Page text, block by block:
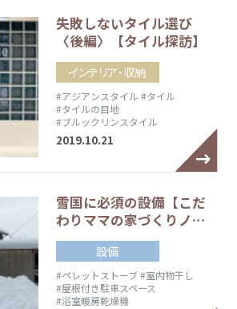
失敗しないタイル選び
〈後編〉【タイル探訪】
インテリア・収納
#アジアンスタイル #タイル
#タイルの目地
#ブルックリンスタイル
2019.10.21
雪国に必須の設備【こだ
わりママの家づくりノ…
設備
#ペレットストーブ#室内物干し
#屋根付き駐車スペース
#浴室暖房乾燥機